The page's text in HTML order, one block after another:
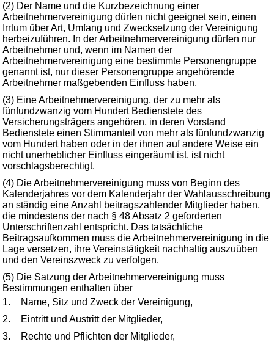
(2) Der Name und die Kurzbezeichnung einer
Arbeitnehmervereinigung dürfen nicht geeignet sein, einen
Irrtum über Art, Umfang und Zwecksetzung der Vereinigung
herbeizuführen. In der Arbeitnehmervereinigung dürfen nur
Arbeitnehmer und, wenn im Namen der
Arbeitnehmervereinigung eine bestimmte Personengruppe
genannt ist, nur dieser Personengruppe angehörende
Arbeitnehmer maßgebenden Einfluss haben.
(3) Eine Arbeitnehmervereinigung, der zu mehr als
fünfundzwanzig vom Hundert Bedienstete des
Versicherungsträgers angehören, in deren Vorstand
Bedienstete einen Stimmanteil von mehr als fünfundzwanzig
vom Hundert haben oder in der ihnen auf andere Weise ein
nicht unerheblicher Einfluss eingeräumt ist, ist nicht
vorschlagsberechtigt.
(4) Die Arbeitnehmervereinigung muss von Beginn des
Kalenderjahres vor dem Kalenderjahr der Wahlausschreibung
an ständig eine Anzahl beitragszahlender Mitglieder haben,
die mindestens der nach § 48 Absatz 2 geforderten
Unterschriftenzahl entspricht. Das tatsächliche
Beitragsaufkommen muss die Arbeitnehmervereinigung in die
Lage versetzen, ihre Vereinstätigkeit nachhaltig auszuüben
und den Vereinszweck zu verfolgen.
(5) Die Satzung der Arbeitnehmervereinigung muss
Bestimmungen enthalten über
1.
Name, Sitz und Zweck der Vereinigung,
2.
Eintritt und Austritt der Mitglieder,
3.
Rechte und Pflichten der Mitglieder,